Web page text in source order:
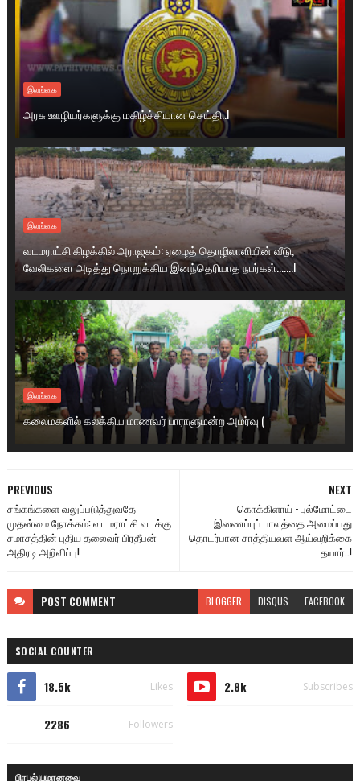
இலங்கை
அரசு ஊழியர்களுக்கு மகிழ்ச்சியான செய்தி..!
இலங்கை
வடமராட்சி கிழக்கில் அராஜகம்: ஏழைத் தொழிலாளியின் வீடு,
வேலிகளை அடித்து நொறுக்கிய இனந்தெரியாத நபர்கள்.......!
இலங்கை
கலைமகளில் கலக்கிய மாணவர் பாராளுமன்ற அமர்வு (
NEXT
கொக்கிளாய் - புல்மோட்டை
இணைப்புப் பாலத்தை அமைப்பது
தொடர்பான சாத்தியவள ஆய்வறிக்கை
தயார்..!
PREVIOUS
சங்கங்களை வலுப்படுத்துவதே
முதன்மை நோக்கம்: வடமராட்சி வடக்கு
சமாசத்தின் புதிய தலைவர் பிரதீபன்
அதிரடி அறிவிப்பு!
POST COMMENT BLOGGER DISQUS FACEBOOK
SOCIAL COUNTER
18.5k Likes 2.8k Subscribes
2286 Followers
பிரபல்யமானவை